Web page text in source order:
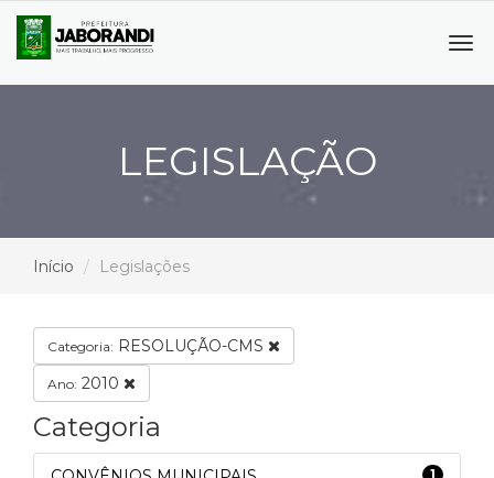
LEGISLAÇÃO
Início Legislações
Categoria: RESOLUÇÃO-CMS
Ano: 2010
Categoria
1